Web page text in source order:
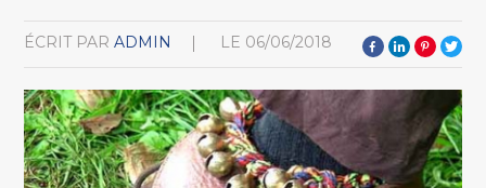
ÉCRIT PAR ADMIN LE 06/06/2018